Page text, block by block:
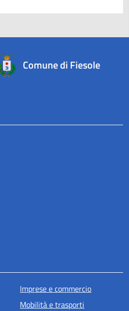
Comune di Fiesole
Imprese e commercio
Mobilità e trasporti